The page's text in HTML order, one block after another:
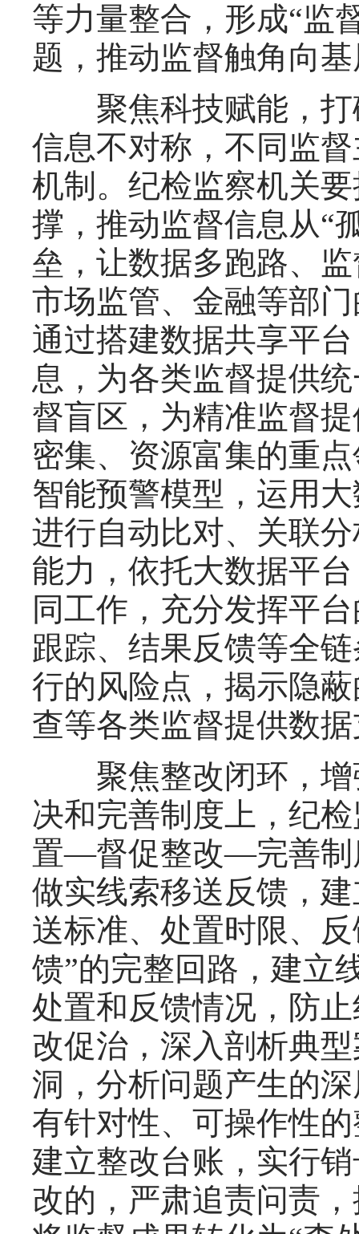
等力量整合，形成“监
题，推动监督触角向
聚焦科技赋能，打
信息不对称，不同监
机制。纪检监察机关
撑，推动监督信息从“
垒，让数据多跑路、
市场监管、金融等部
通过搭建数据共享平
息，为各类监督提供
督盲区，为精准监督
密集、资源富集的重
智能预警模型，运用
进行自动比对、关联
能力，依托大数据平
同工作，充分发挥平
跟踪、结果反馈等全
行的风险点，揭示隐
查等各类监督提供数
聚焦整改闭环，增
决和完善制度上，纪
置—督促整改—完善制
做实线索移送反馈，
送标准、处置时限、
馈”的完整回路，建立
处置和反馈情况，防
改促治，深入剖析典
洞，分析问题产生的
有针对性、可操作性
建立整改台账，实行
改的，严肃追责问责